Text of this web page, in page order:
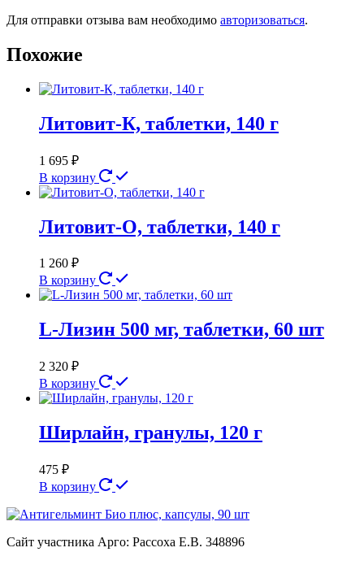
Для отправки отзыва вам необходимо авторизоваться.
Похожие
Литовит-К, таблетки, 140 г
1 695 ₽
В корзину
Литовит-О, таблетки, 140 г
1 260 ₽
В корзину
L-Лизин 500 мг, таблетки, 60 шт
2 320 ₽
В корзину
Ширлайн, гранулы, 120 г
475 ₽
В корзину
Сайт участника Арго: Рассоха Е.В. 348896